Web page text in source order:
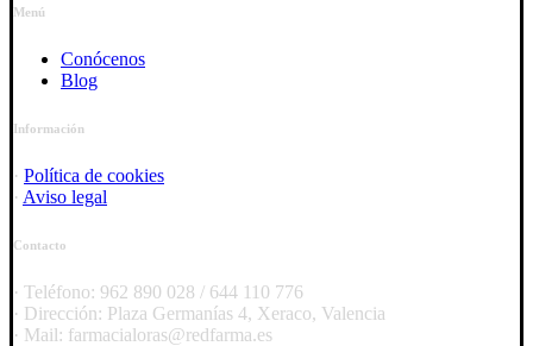
Menú
Conócenos
Blog
Información
· Política de cookies
· Aviso legal
Contacto
· Teléfono: 962 890 028 / 644 110 776
· Dirección: Plaza Germanías 4, Xeraco, Valencia
· Mail: farmacialoras@redfarma.es